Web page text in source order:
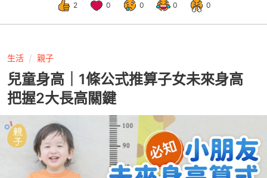
2 0 0 0 0
生活 親子
兒童身高｜1條公式推算子女未來身高
把握2大長高關鍵